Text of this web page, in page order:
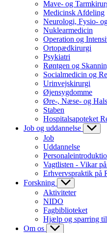
Mave- og
Medicinsk Afdeling
Neurologi, Fysio-
Nuklearmedicin
Operation og
Ortopædkirurgi
Psykiatri
Røntgen og
Socialmedicin og
Urinvejskirurgi
Øjensygdomme
Øre-, Næse- og
Staben
Hospitalsapoteket
Job og uddannelse
Job
Uddannelse
Vagtlisten - Vikar
Erhvervspraktik på
Forskning
Aktiviteter
NIDO
Fagbiblioteket
Hjælp og sparring
Om os